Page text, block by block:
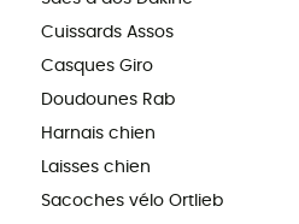
Cuissards Assos
Casques Giro
Doudounes Rab
Harnais chien
Laisses chien
Sacoches vélo Ortlieb